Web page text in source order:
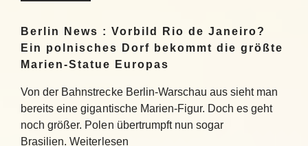
Berlin News : Vorbild Rio de Janeiro?
Ein polnisches Dorf bekommt die größte
Marien-Statue Europas
Von der Bahnstrecke Berlin-Warschau aus sieht man
bereits eine gigantische Marien-Figur. Doch es geht
noch größer. Polen übertrumpft nun sogar
Brasilien. Weiterlesen